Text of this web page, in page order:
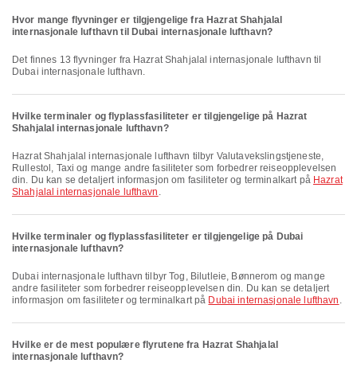
Hvor mange flyvninger er tilgjengelige fra Hazrat Shahjalal
internasjonale lufthavn til Dubai internasjonale lufthavn?
Det finnes 13 flyvninger fra Hazrat Shahjalal internasjonale lufthavn til
Dubai internasjonale lufthavn.
Hvilke terminaler og flyplassfasiliteter er tilgjengelige på Hazrat
Shahjalal internasjonale lufthavn?
Hazrat Shahjalal internasjonale lufthavn tilbyr Valutavekslingstjeneste,
Rullestol, Taxi og mange andre fasiliteter som forbedrer reiseopplevelsen
din. Du kan se detaljert informasjon om fasiliteter og terminalkart på Hazrat
Shahjalal internasjonale lufthavn .
Hvilke terminaler og flyplassfasiliteter er tilgjengelige på Dubai
internasjonale lufthavn?
Dubai internasjonale lufthavn tilbyr Tog, Bilutleie, Bønnerom og mange
andre fasiliteter som forbedrer reiseopplevelsen din. Du kan se detaljert
informasjon om fasiliteter og terminalkart på Dubai internasjonale lufthavn .
Hvilke er de mest populære flyrutene fra Hazrat Shahjalal
internasjonale lufthavn?